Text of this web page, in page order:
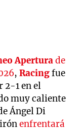
Aperturade
,Racingfue
2-1 en el
muy caliente
Ángel Di
enfrentará